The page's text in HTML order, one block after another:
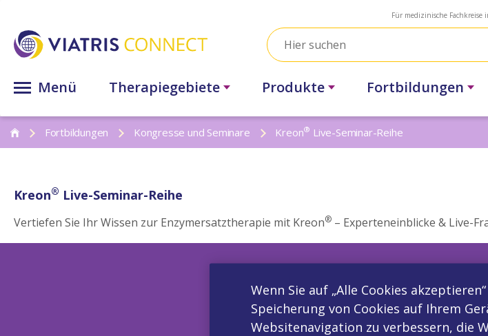
Für medizinische Fachkreise
Menü Therapiegebiete Produkte Fortbildungen
Fortbildungen Kongresse und Seminare Kreon® Live-Seminar-Reihe
Kreon® Live-Seminar-Reihe
Vertiefen Sie Ihr Wissen zur Enzymersatztherapie mit Kreon® – Experteneinblicke & Live-
Wenn Sie auf „Alle Cookies
Speicherung von Cookies auf Ihrem
Websitenavigation zu verbessern, die